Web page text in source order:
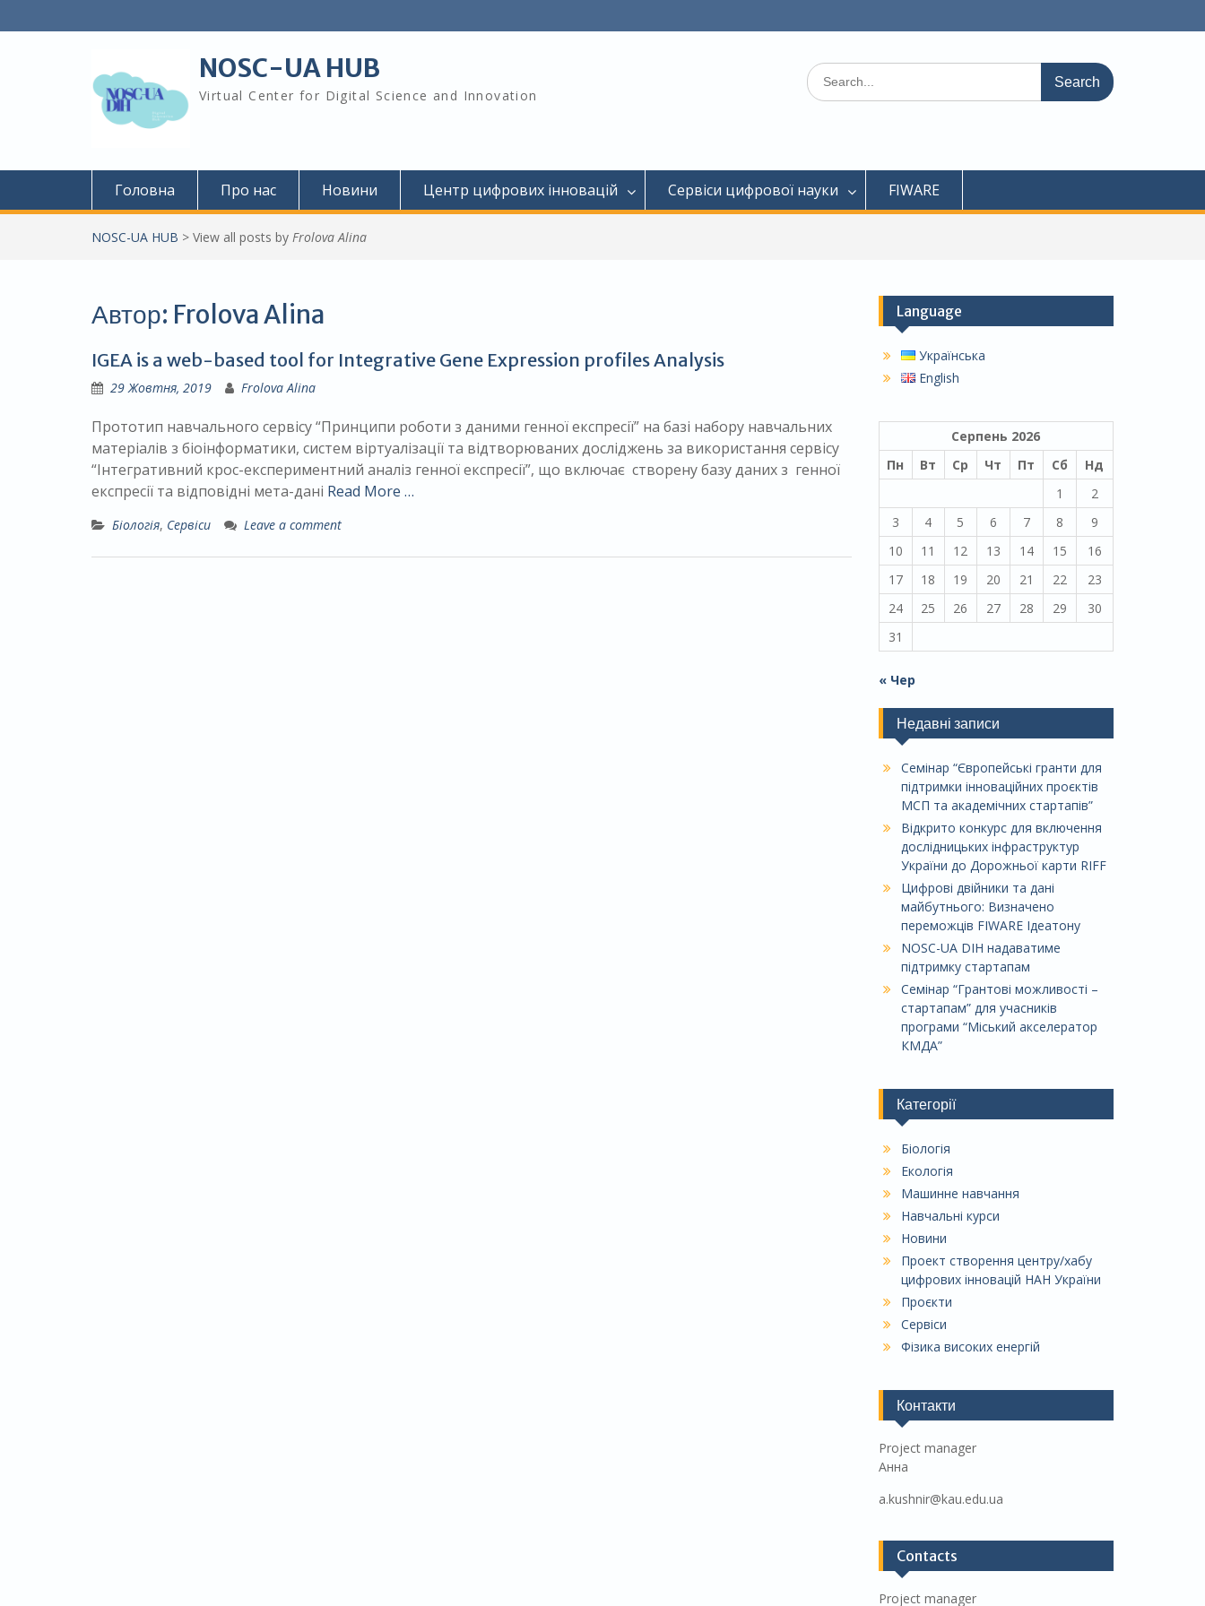
to
NOSC-UA HUB
Virtual Center for Digital Science and Innovation
Search
for:
Головна Про нас Новини Центр цифрових інновацій Сервіси цифрової науки FIWARE
NOSC-UA HUB > View all posts by Frolova Alina
Автор: Frolova Alina
IGEA is a web-based tool for Integrative Gene Expression profiles Analysis
29 Жовтня, 2019 Frolova Alina
Прототип навчального сервісу “Принципи роботи з даними генної експресії” на базі набору навчальних
матеріалів з біоінформатики, систем віртуалізації та відтворюваних досліджень за використання сервісу
“Інтегративний крос-експериментний аналіз генної експресії”, що включає створену базу даних з генної
експресії та відповідні мета-дані Read More …
Біологія, Сервіси Leave a comment
Language
Українська
English
Серпень 2026
Пн
Вт Ср Чт Пт Сб
Нд
1
2
3
4 5 6 7 8
9
10
11 12 13 14 15
16
17
18 19 20 21 22
23
24
25 26 27 28 29
30
31
« Чер
Недавні записи
Семінар “Європейські гранти для
підтримки інноваційних проєктів
МСП та академічних стартапів”
Відкрито конкурс для включення
дослідницьких інфраструктур
України до Дорожньої карти RIFF
Цифрові двійники та дані
майбутнього: Визначено
переможців FIWARE Ідеатону
NOSC-UA DIH надаватиме
підтримку стартапам
Семінар “Грантові можливості –
стартапам” для учасників
програми “Міський акселератор
КМДА”
Категорії
Біологія
Екологія
Машинне навчання
Навчальні курси
Новини
Проект створення центру/хабу
цифрових інновацій НАН України
Проєкти
Сервіси
Фізика високих енергій
Контакти
Project manager
Анна
a.kushnir@kau.edu.ua
Contacts
Project manager